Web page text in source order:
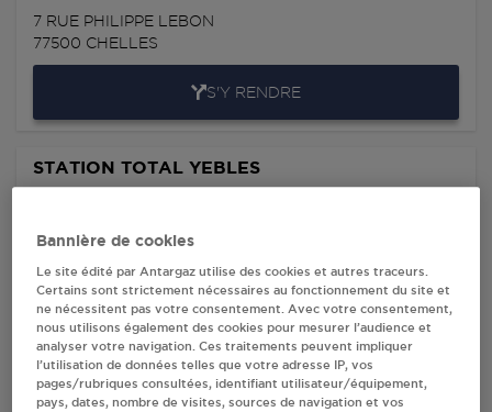
7 RUE PHILIPPE LEBON
77500 CHELLES
S'Y RENDRE
STATION TOTAL YEBLES
S'Y RENDRE
VALDEL GAZ 2 / ECL SEMI MEAUX
8 - 10 RUE DES BUTTES BLANCHES
77100MEAUX
Bannière de cookies
Le site édité par Antargaz utilise des cookies et autres traceurs.
Certains sont strictement nécessaires au fonctionnement du site et
ne nécessitent pas votre consentement. Avec votre consentement,
nous utilisons également des cookies pour mesurer l’audience et
analyser votre navigation. Ces traitements peuvent impliquer
l’utilisation de données telles que votre adresse IP, vos
pages/rubriques consultées, identifiant utilisateur/équipement,
pays, dates, nombre de visites, sources de navigation et vos